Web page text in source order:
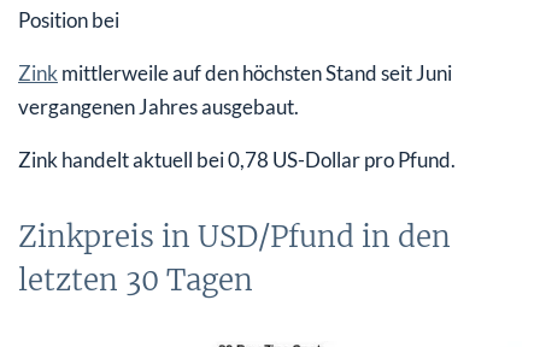
Position bei
Zink mittlerweile auf den höchsten Stand seit Juni
vergangenen Jahres ausgebaut.
Zink handelt aktuell bei 0,78 US-Dollar pro Pfund.
Zinkpreis in USD/Pfund in den
letzten 30 Tagen